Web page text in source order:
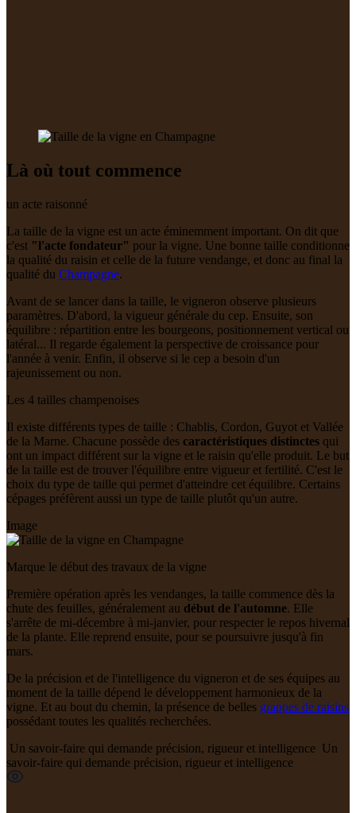
Là où tout commence
un acte raisonné
La taille de la vigne est un acte éminemment important. On dit que
c'est "l'acte fondateur" pour la vigne. Une bonne taille conditionne
la qualité du raisin et celle de la future vendange, et donc au final la
qualité du Champagne.
Avant de se lancer dans la taille, le vigneron observe plusieurs
paramètres. D'abord, la vigueur générale du cep. Ensuite, son
équilibre : répartition entre les bourgeons, positionnement vertical ou
latéral... Il regarde également la perspective de croissance pour
l'année à venir. Enfin, il observe si le cep a besoin d'un
rajeunissement ou non.
Les 4 tailles champenoises
Il existe différents types de taille : Chablis, Cordon, Guyot et Vallée
de la Marne. Chacune possède des caractéristiques distinctes qui
ont un impact différent sur la vigne et le raisin qu'elle produit. Le but
de la taille est de trouver l'équilibre entre vigueur et fertilité. C'est le
choix du type de taille qui permet d'atteindre cet équilibre. Certains
cépages préfèrent aussi un type de taille plutôt qu'un autre.
Image
Marque le début des travaux de la vigne
Première opération après les vendanges, la taille commence dès la
chute des feuilles, généralement au début de l'automne. Elle
s'arrête de mi-décembre à mi-janvier, pour respecter le repos hivernal
de la plante. Elle reprend ensuite, pour se poursuivre jusqu'à fin
mars.
De la précision et de l'intelligence du vigneron et de ses équipes au
moment de la taille dépend le développement harmonieux de la
vigne. Et au bout du chemin, la présence de belles grappes de raisins
possédant toutes les qualités recherchées.
Un savoir-faire qui demande précision, rigueur et intelligence Un
savoir-faire qui demande précision, rigueur et intelligence